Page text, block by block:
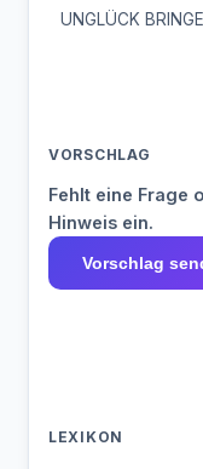
UNGLÜCK
VORSCHLAG
Fehlt eine Frage
Hinweis ein.
LEXIKON